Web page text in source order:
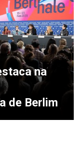
na
de Berlim